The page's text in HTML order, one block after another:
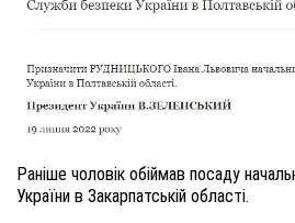
Раніше чоловік обіймав посаду
України в Закарпатській області.